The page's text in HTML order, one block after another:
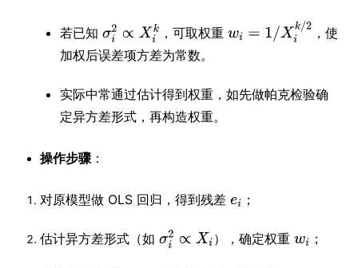
若已知 ，可取权重
，使
加权后误差项方差为常数。
实际中常通过估计得到权重，如先做帕克检验确
定异方差形式，再构造权重。
操作步骤 ：
对原模型做 OLS 回归，得到残差 ；
估计异方差形式（如 ），确定权重 ；